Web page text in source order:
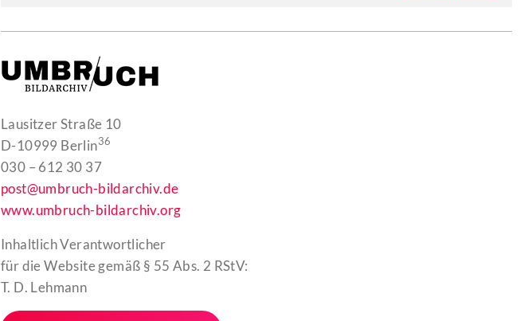
Lausitzer Straße 10
D-10999 Berlin36
030 – 612 30 37
post@umbruch-bildarchiv.de
www.umbruch-bildarchiv.org
Inhaltlich Verantwortlicher
für die Website gemäß § 55 Abs. 2 RStV:
T. D. Lehmann